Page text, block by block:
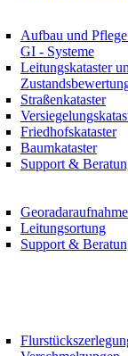
Aufbau und
GI - Systeme
Leitungskataster
Straßenkataster
Friedhofskataster
Baumkataster
Support &
Georadaraufnahme
Leitungsortung
Support &